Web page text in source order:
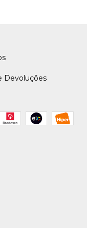
Devoluções